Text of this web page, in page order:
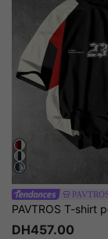
PAVTROS
DH457.00